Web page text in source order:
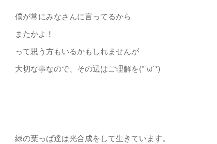
僕が常にみなさんに言ってるから
またかよ！
って思う方もいるかもしれませんが
大切な事なので、その辺はご理解を(*´ω`*)
緑の葉っぱ達は光合成をして生きています。